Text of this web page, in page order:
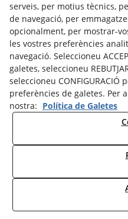
serveis, per motius tècnics,
de navegació, per
opcionalment, per mostrar-
les vostres preferències
navegació. Seleccioneu
galetes, seleccioneu
seleccioneu
preferències de galetes. Per
nostra: Política de Galetes